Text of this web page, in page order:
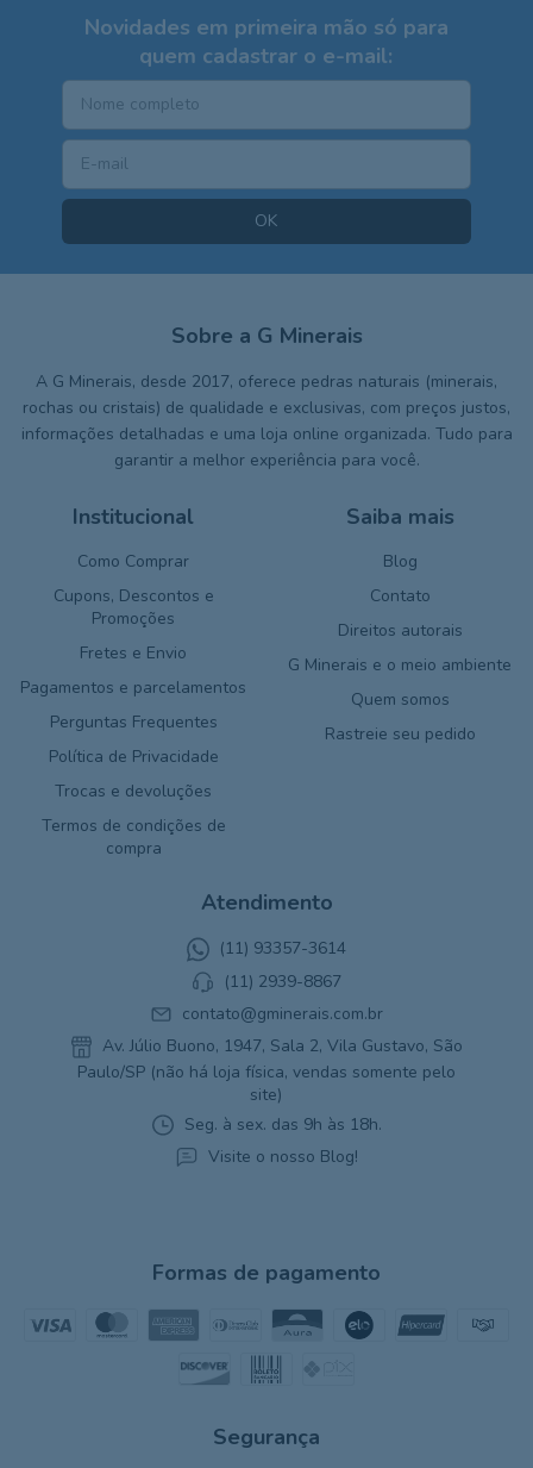
Novidades em primeira mão só para
quem cadastrar o e-mail:
Sobre a G Minerais
A G Minerais, desde 2017, oferece pedras naturais (minerais,
rochas ou cristais) de qualidade e exclusivas, com preços justos,
informações detalhadas e uma loja online organizada. Tudo para
garantir a melhor experiência para você.
Institucional
Como Comprar
Cupons, Descontos e
Promoções
Fretes e Envio
Pagamentos e parcelamentos
Perguntas Frequentes
Política de Privacidade
Trocas e devoluções
Termos de condições de
compra
Saiba mais
Blog
Contato
Direitos autorais
G Minerais e o meio ambiente
Quem somos
Rastreie seu pedido
Atendimento
(11) 93357-3614
(11) 2939-8867
contato@gminerais.com.br
Av. Júlio Buono, 1947, Sala 2, Vila Gustavo, São
Paulo/SP (não há loja física, vendas somente pelo
site)
Seg. à sex. das 9h às 18h.
Visite o nosso Blog!
Formas de pagamento
Segurança